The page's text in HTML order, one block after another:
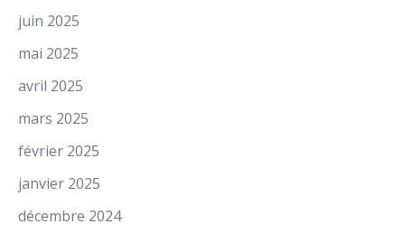
juin 2025
mai 2025
avril 2025
mars 2025
février 2025
janvier 2025
décembre 2024